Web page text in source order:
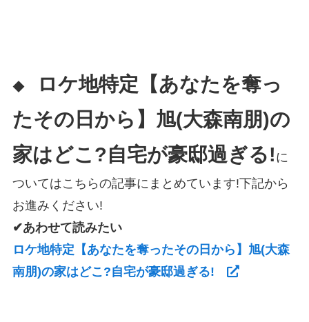
◆
ロケ地特定【あなたを奪っ
たその日から】旭(大森南朋)の
家はどこ?自宅が豪邸過ぎる! に
ついてはこちらの記事にまとめています!下記から
お進みください!
✔あわせて読みたい
ロケ地特定【あなたを奪ったその日から】旭(大森
南朋)の家はどこ?自宅が豪邸過ぎる!